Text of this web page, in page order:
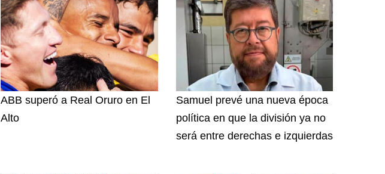
ABB superó a Real Oruro en El
Alto
Samuel prevé una nueva época
política en que la división ya no
será entre derechas e izquierdas